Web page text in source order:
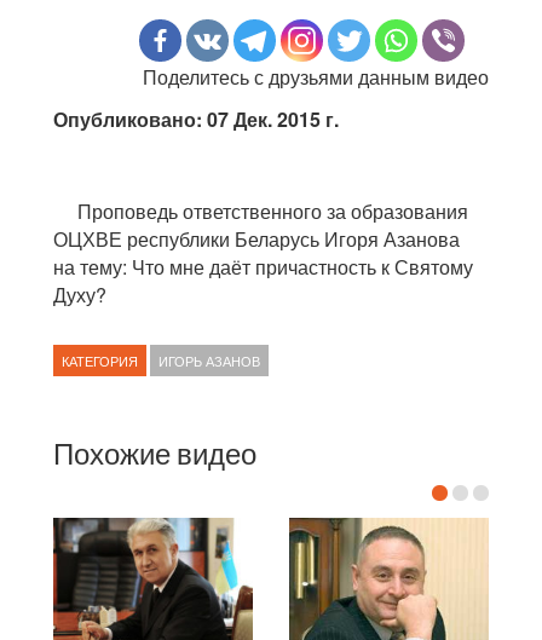
Поделитесь с друзьями данным видео
Опубликовано: 07 Дек. 2015 г.
Проповедь ответственного за образования
ОЦХВЕ республики Беларусь Игоря Азанова
на тему: Что мне даёт причастность к Святому
Духу?
КАТЕГОРИЯ ИГОРЬ АЗАНОВ
Похожие видео